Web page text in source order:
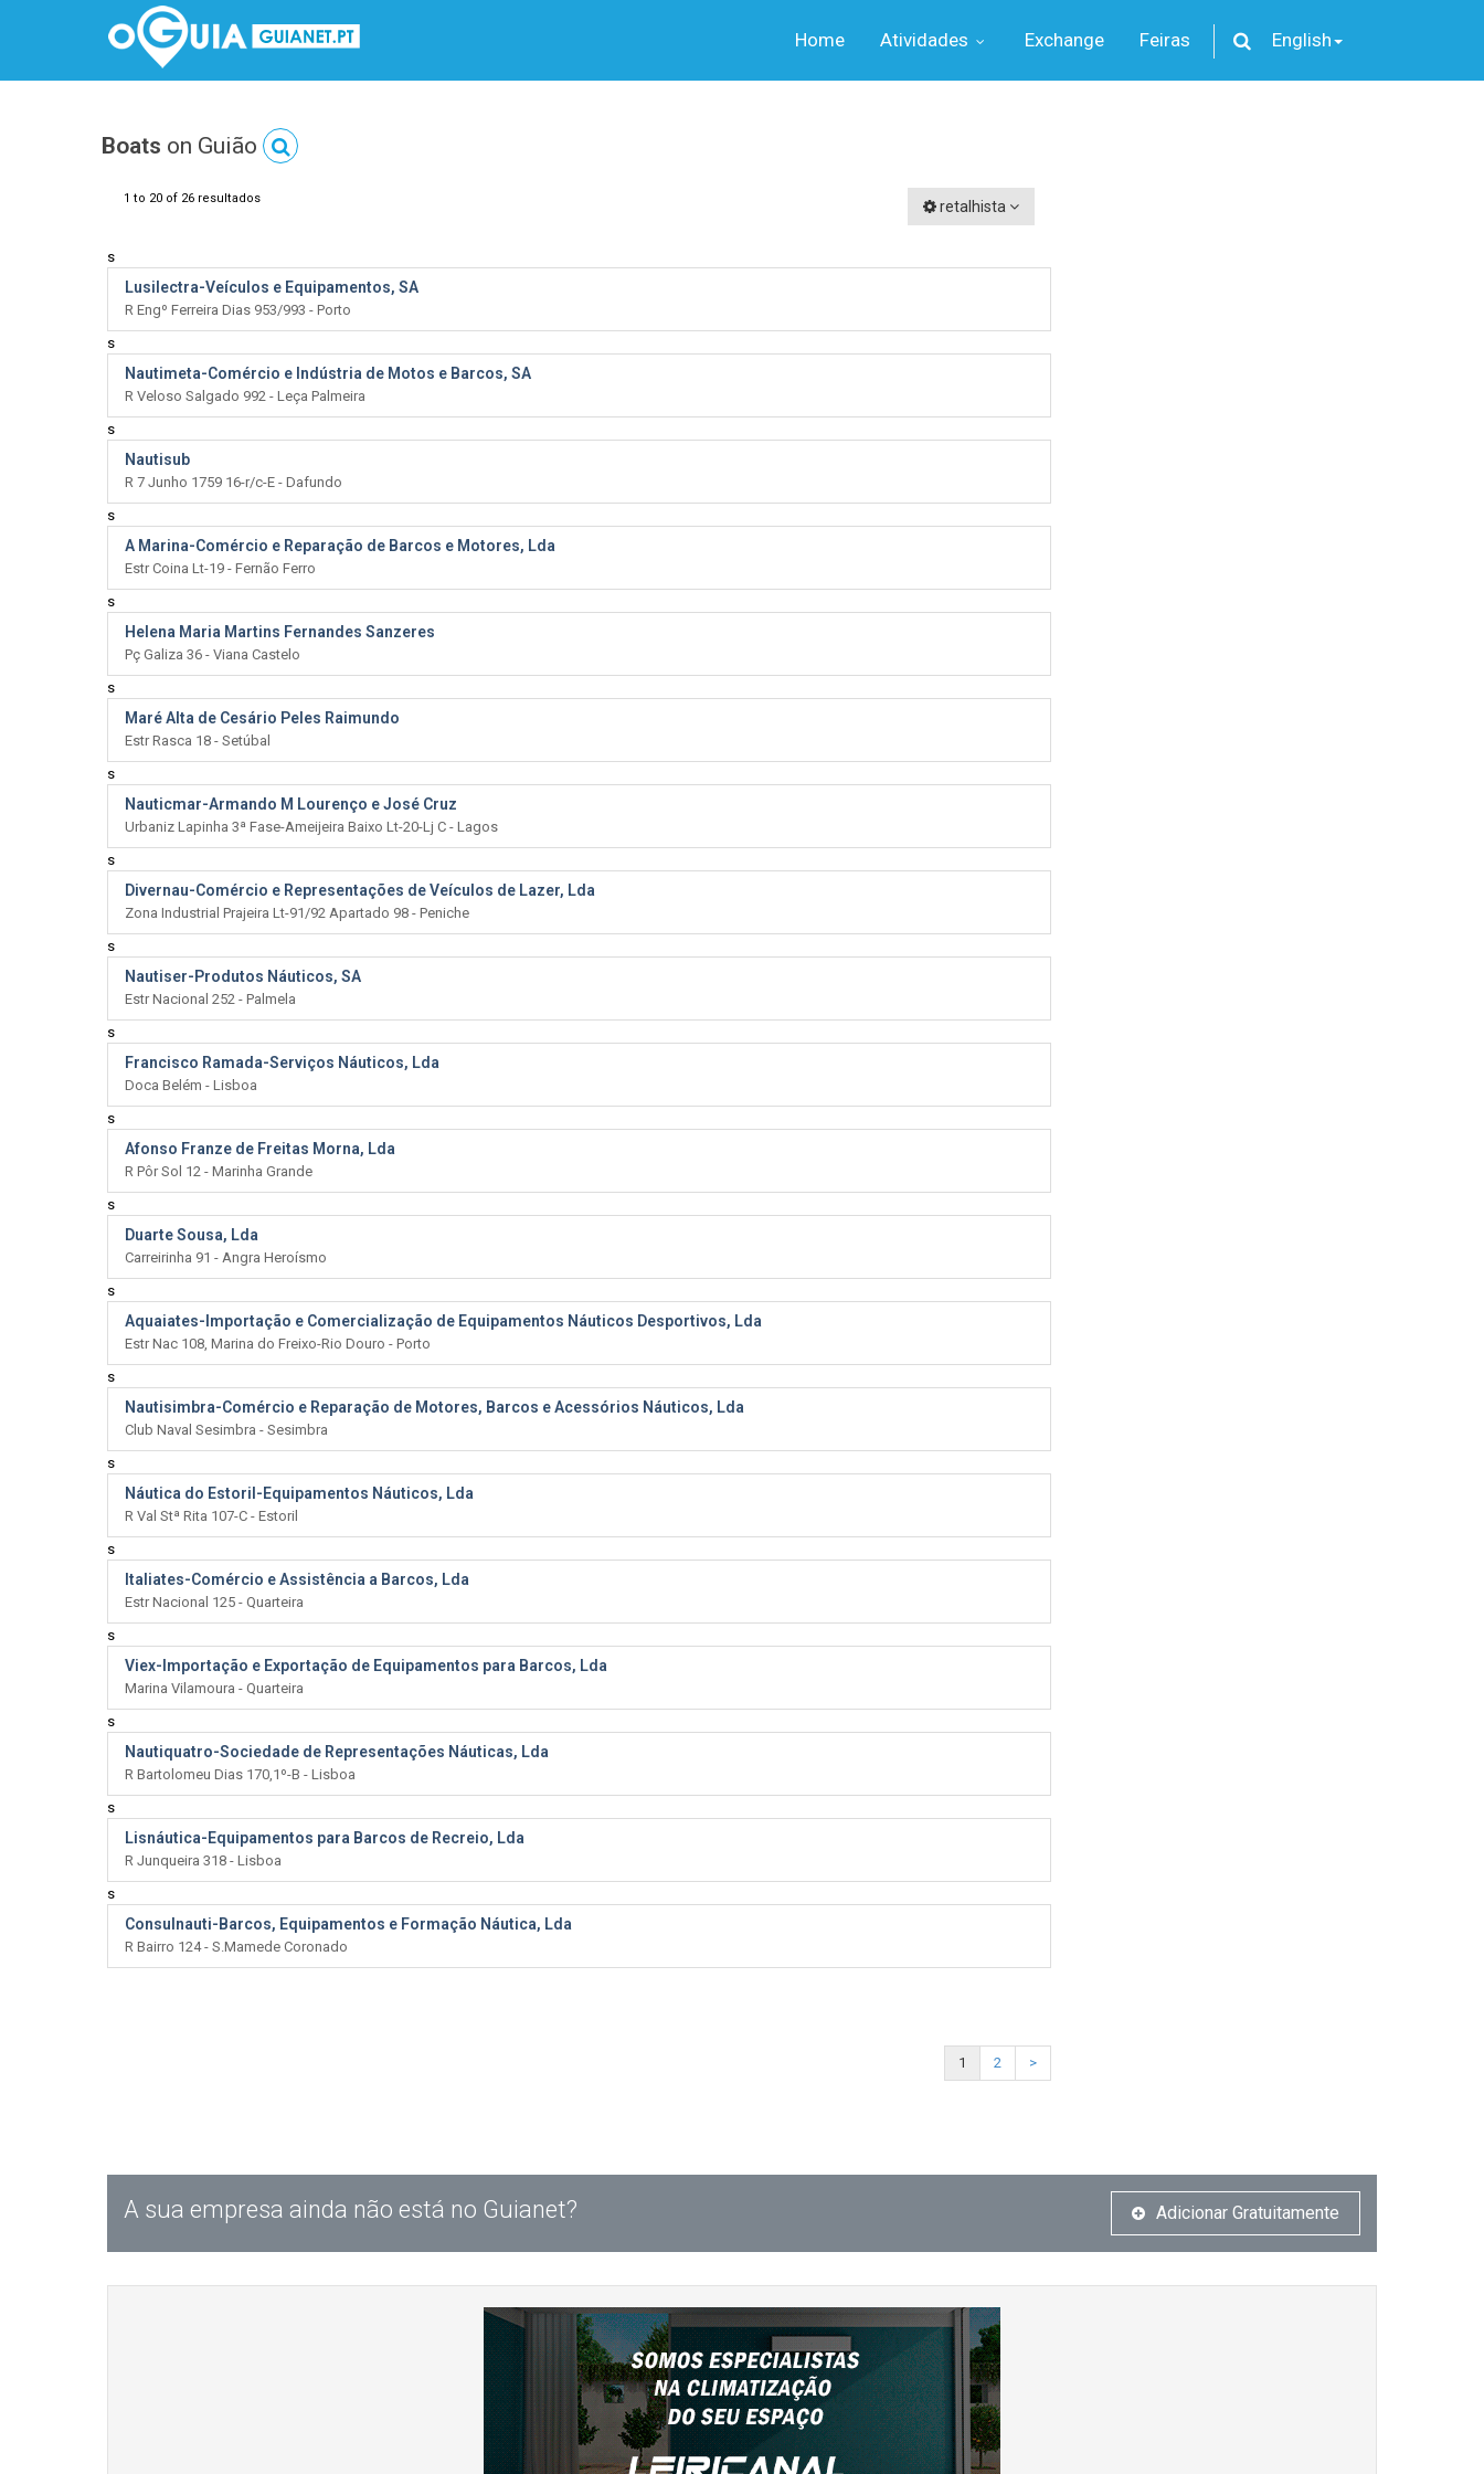
Home Atividades Exchange Feiras English
Boats on Guião
1 to 20 of 26 resultados retalhista
s
Lusilectra-Veículos e Equipamentos, SA
R Engº Ferreira Dias 953/993 - Porto
s
Nautimeta-Comércio e Indústria de Motos e Barcos, SA
R Veloso Salgado 992 - Leça Palmeira
s
Nautisub
R 7 Junho 1759 16-r/c-E - Dafundo
s
A Marina-Comércio e Reparação de Barcos e Motores, Lda
Estr Coina Lt-19 - Fernão Ferro
s
Helena Maria Martins Fernandes Sanzeres
Pç Galiza 36 - Viana Castelo
s
Maré Alta de Cesário Peles Raimundo
Estr Rasca 18 - Setúbal
s
Nauticmar-Armando M Lourenço e José Cruz
Urbaniz Lapinha 3ª Fase-Ameijeira Baixo Lt-20-Lj C - Lagos
s
Divernau-Comércio e Representações de Veículos de Lazer, Lda
Zona Industrial Prajeira Lt-91/92 Apartado 98 - Peniche
s
Nautiser-Produtos Náuticos, SA
Estr Nacional 252 - Palmela
s
Francisco Ramada-Serviços Náuticos, Lda
Doca Belém - Lisboa
s
Afonso Franze de Freitas Morna, Lda
R Pôr Sol 12 - Marinha Grande
s
Duarte Sousa, Lda
Carreirinha 91 - Angra Heroísmo
s
Aquaiates-Importação e Comercialização de Equipamentos Náuticos Desportivos, Lda
Estr Nac 108, Marina do Freixo-Rio Douro - Porto
s
Nautisimbra-Comércio e Reparação de Motores, Barcos e Acessórios Náuticos, Lda
Club Naval Sesimbra - Sesimbra
s
Náutica do Estoril-Equipamentos Náuticos, Lda
R Val Stª Rita 107-C - Estoril
s
Italiates-Comércio e Assistência a Barcos, Lda
Estr Nacional 125 - Quarteira
s
Viex-Importação e Exportação de Equipamentos para Barcos, Lda
Marina Vilamoura - Quarteira
s
Nautiquatro-Sociedade de Representações Náuticas, Lda
R Bartolomeu Dias 170,1º-B - Lisboa
s
Lisnáutica-Equipamentos para Barcos de Recreio, Lda
R Junqueira 318 - Lisboa
s
Consulnauti-Barcos, Equipamentos e Formação Náutica, Lda
R Bairro 124 - S.Mamede Coronado
1 2 >
A sua empresa ainda não está no Guianet? Adicionar Gratuitamente